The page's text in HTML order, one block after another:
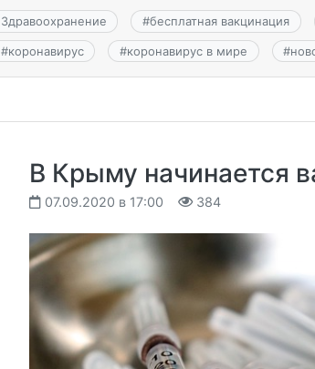
Здравоохранение #бесплатная вакцинация
#коронавирус #коронавирус в мире #
В Крыму начинается
07.09.2020 в 17:00 384